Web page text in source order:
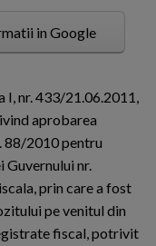
in Google
I, nr. 433/21.06.2011,
aprobarea
88/2010 pentru
nr.
prin care a fost
pe venitul din
fiscal, potrivit